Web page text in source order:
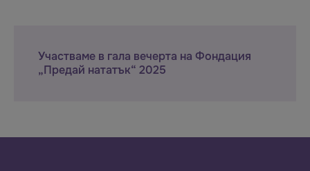
Участваме в гала вечерта на Фондация
„Предай нататък“ 2025